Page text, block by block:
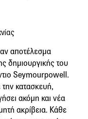
αποτέλεσμα
δημιουργικής του
Seymourpowell.
κατασκευή,
ακόμη και νέα
ακρίβεια. Κάθε